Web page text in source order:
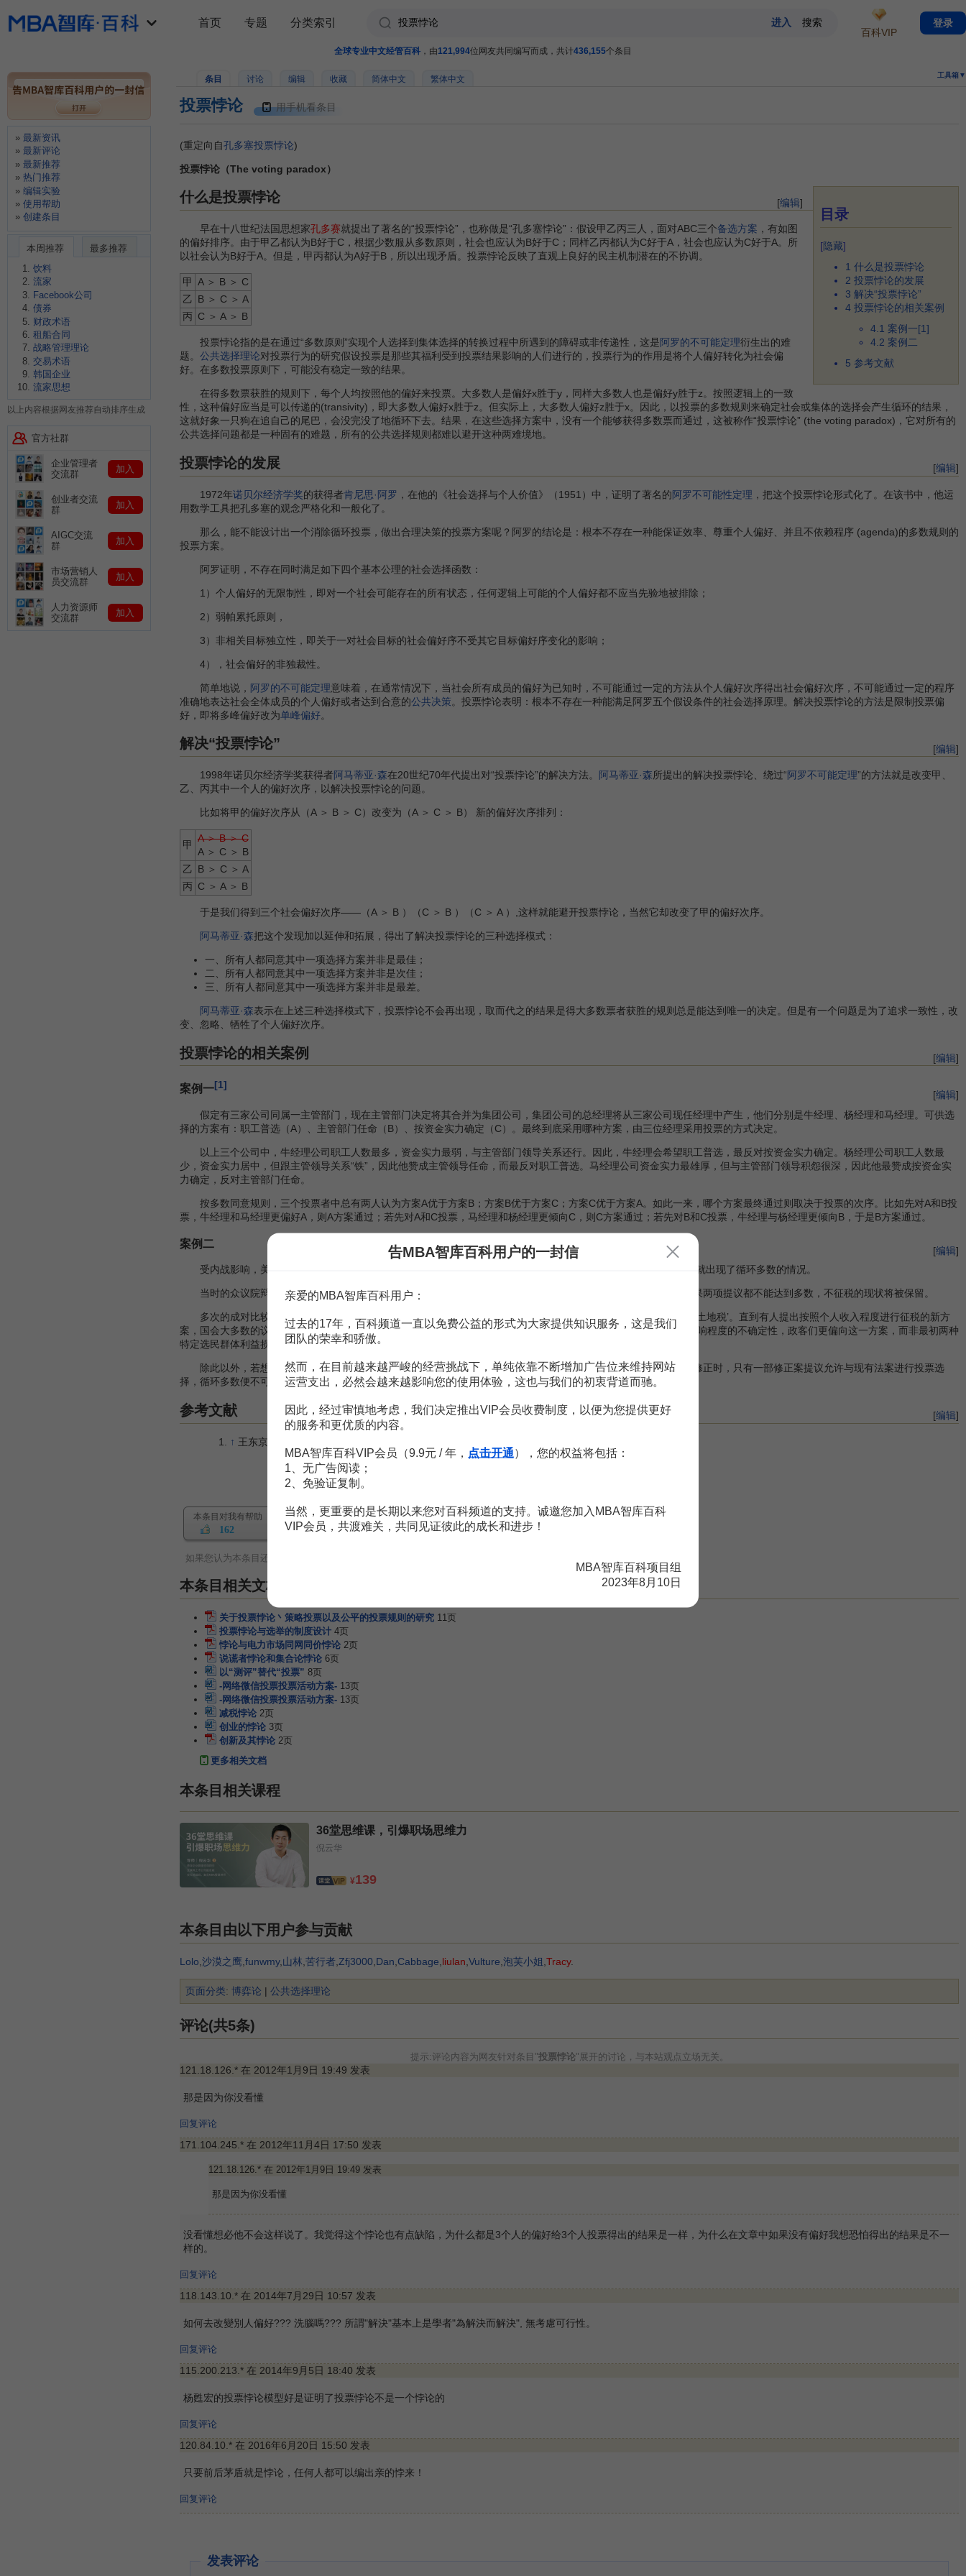
全球专业中文经管百科 ，由121,994位网友共同编写而成，共计436,155个条目
条目 讨论 编辑 收藏 简体中文 繁体中文 工具箱▼
投票悖论 用手机看条目
(重定向自孔多塞投票悖论)
投票悖论（The voting paradox）
目录
[隐藏]
1 什么是投票悖论
2 投票悖论的发展
3 解决“投票悖论”
4 投票悖论的相关案例
4.1 案例一[1]
4.2 案例二
5 参考文献
[编辑]
什么是投票悖论
早在十八世纪法国思想家孔多赛就提出了著名的“投票悖论”，也称做是“孔多塞悖论”：假设甲乙丙三人，面对ABC三个备选方案 ，有如图
的偏好排序。由于甲乙都认为B好于C，根据少数服从多数原则，社会也应认为B好于C；同样乙丙都认为C好于A，社会也应认为C好于A。所
以社会认为B好于A。但是，甲丙都认为A好于B，所以出现矛盾。投票悖论反映了直观上良好的民主机制潜在的不协调。
甲 A ＞ B ＞ C
乙 B ＞ C ＞ A
丙 C ＞ A ＞ B
投票悖论指的是在通过“多数原则”实现个人选择到集体选择的转换过程中所遇到的障碍或非传递性，这是阿罗的不可能定理衍生出的难
题。 公共选择理论对投票行为的研究假设投票是那些其福利受到投票结果影响的人们进行的，投票行为的作用是将个人偏好转化为社会偏
好。在多数投票原则下，可能没有稳定一致的结果。
在得多数票获胜的规则下，每个人均按照他的偏好来投票。大多数人是偏好x胜于y，同样大多数人也是偏好y胜于z。按照逻辑上的一致
性，这种偏好应当是可以传递的(transivity)，即大多数人偏好x胜于z。但实际上，大多数人偏好z胜于x。因此，以投票的多数规则来确定社会或集体的选择会产生循环的结果，
这就好象一只狗在追自己的尾巴，会没完没了地循环下去。结果，在这些选择方案中，没有一个能够获得多数票而通过，这被称作“投票悖论” (the voting paradox)，它对所有的
公共选择问题都是一种固有的难题，所有的公共选择规则都难以避开这种两难境地。
[编辑]
投票悖论的发展
1972年诺贝尔经济学奖的获得者肯尼思·阿罗 ，在他的《社会选择与个人价值》（1951）中，证明了著名的阿罗不可能性定理 ，把这个投票悖论形式化了。在该书中，他运
用数学工具把孔多塞的观念严格化和一般化了。
那么，能不能设计出一个消除循环投票，做出合理决策的投票方案呢？阿罗的结论是：根本不存在一种能保证效率、尊重个人偏好、并且不依赖程序 (agenda)的多数规则的
投票方案。
阿罗证明，不存在同时满足如下四个基本公理的社会选择函数：
1）个人偏好的无限制性，即对一个社会可能存在的所有状态，任何逻辑上可能的个人偏好都不应当先验地被排除；
2）弱帕累托原则，
3）非相关目标独立性，即关于一对社会目标的社会偏好序不受其它目标偏好序变化的影响；
4），社会偏好的非独裁性。
简单地说， 阿罗的不可能定理意味着，在通常情况下，当社会所有成员的偏好为已知时，不可能通过一定的方法从个人偏好次序得出社会偏好次序，不可能通过一定的程序
准确地表达社会全体成员的个人偏好或者达到合意的公共决策。投票悖论表明：根本不存在一种能满足阿罗五个假设条件的社会选择原理。解决投票悖论的方法是限制投票偏
好，即将多峰偏好改为单峰偏好。
[编辑]
解决“投票悖论”
1998年诺贝尔经济学奖获得者阿马蒂亚·森在20世纪70年代提出对“投票悖论”的解决方法。 阿马蒂亚·森所提出的解决投票悖论、绕过“阿罗不可能定理”的方法就是改变甲、
乙、丙其中一个人的偏好次序，以解决投票悖论的问题。
比如将甲的偏好次序从（A ＞ B ＞ C）改变为（A ＞ C ＞ B） 新的偏好次序排列：
甲
A ＞ B ＞ C
A ＞ C ＞ B
乙 B ＞ C ＞ A
丙 C ＞ A ＞ B
于是我们得到三个社会偏好次序——（A ＞ B ）（C ＞ B ）（C ＞ A ）,这样就能避开投票悖论，当然它却改变了甲的偏好次序。
阿马蒂亚·森把这个发现加以延伸和拓展，得出了解决投票悖论的三种选择模式：
一、所有人都同意其中一项选择方案并非是最佳；
二、所有人都同意其中一项选择方案并非是次佳；
三、所有人都同意其中一项选择方案并非是最差。
阿马蒂亚·森表示在上述三种选择模式下，投票悖论不会再出现，取而代之的结果是得大多数票者获胜的规则总是能达到唯一的决定。但是有一个问题是为了追求一致性，改
变、忽略、牺牲了个人偏好次序。
[编辑]
投票悖论的相关案例
[编辑]
案例一[1]
假定有三家公司同属一主管部门，现在主管部门决定将其合并为集团公司，集团公司的总经理将从三家公司现任经理中产生，他们分别是牛经理、杨经理和马经理。可供选
择的方案有：职工普选（A）、主管部门任命（B）、按资金实力确定（C）。最终到底采用哪种方案，由三位经理采用投票的方式决定。
以上三个公司中，牛经理公司职工人数最多，资金实力最弱，与主管部门领导关系还行。因此，牛经理会希望职工普选，最反对按资金实力确定。杨经理公司职工人数最
少，资金实力居中，但跟主管领导关系“铁”，因此他赞成主管领导任命，而最反对职工普选。马经理公司资金实力最雄厚，但与主管部门领导积怨很深，因此他最赞成按资金实
力确定，反对主管部门任命。
按多数同意规则，三个投票者中总有两人认为方案A优于方案B；方案B优于方案C；方案C优于方案A。如此一来，哪个方案最终通过则取决于投票的次序。比如先对A和B投
票，牛经理和马经理更偏好A，则A方案通过；若先对A和C投票，马经理和杨经理更倾向C，则C方案通过；若先对B和C投票，牛经理与杨经理更倾向B，于是B方案通过。
[编辑]
案例二
受内战影响，美国国会在1861年通过了第一部个人所得税法，以此来增加联邦政府收入。这一法案在立法过程中就出现了循环多数的情况。
当时的众议院辩论中有两种提议：一是根据个人所拥有的财产来征税，二是根据个人所拥有的的土地来征税。如果两项提议都不能达到多数，不征税的现状将被保留。
多次的成对比较导致了‘土地税’的支持率高于‘财产税’，‘财产税’的支持率高于‘不征税’，而‘不征税’的支持率又高于‘土地税’。直到有人提出按照个人收入程度进行征税的新方
案，国会大多数的议员偏好变成了‘个人所得税’>不征税/‘土地税’/‘财产税’（由于个人所得税收方案对议员们选区选民影响程度的不确定性，政客们更偏向这一方案，而非最初两种
特定选民群体利益损失更为明确的提议）。循环多数的僵局也就得以破解。
除此以外，若想从一开始避免僵局的出现，国会可以通过限制议员提议的权利来达到目的。如果对某一法案进行修正时，只有一部修正案提议允许与现有法案进行投票选
择，循环多数便不可能出现。这一方法在20世纪上半叶的美国国会立法过程中常采被用，以此来提升决策效率。
[编辑]
参考文献
↑ 王东京.《投票悖论与公共选择》.学习时报.2017年09月
本条目对我有帮助
162 赏 MBA智库APP
如果您认为本条目还有待完善，需要补充新内容或修改错误内容，请
本条目相关文档
关于投票悖论丶策略投票以及公平的投票规则的研究 11页
投票悖论与选举的制度设计 4页
悖论与电力市场同网同价悖论 2页
说谎者悖论和集合论悖论 6页
以“测评”替代“投票” 8页
-网络微信投票投票活动方案- 13页
-网络微信投票投票活动方案- 13页
减税悖论 2页
创业的悖论 3页
创新及其悖论 2页
更多相关文档
本条目相关课程
36堂思维课，引爆职场思维力
倪云华
¥139
本条目由以下用户参与贡献
Lolo,沙漠之鹰,funwmy,山林,苦行者,Zfj3000,Dan,Cabbage,liulan,Vulture,泡芙小姐,Tracy.
页面分类: 博弈论 | 公共选择理论
评论(共5条)
提示:评论内容为网友针对条目"投票悖论"展开的讨论，与本站观点立场无关。
121.18.126.* 在 2012年1月9日 19:49 发表
那是因为你没看懂
回复评论
171.104.245.* 在 2012年11月4日 17:50 发表
121.18.126.* 在 2012年1月9日 19:49 发表
那是因为你没看懂
没看懂想必他不会这样说了。我觉得这个悖论也有点缺陷，为什么都是3个人的偏好给3个人投票得出的结果是一样，为什么在文章中如果没有偏好我想恐怕得出的结果是不一
样的。
回复评论
118.143.10.* 在 2014年7月29日 10:57 发表
如何去改變別人偏好??? 洗腦嗎??? 所謂"解決"基本上是學者"為解決而解決", 無考慮可行性。
回复评论
115.200.213.* 在 2014年9月5日 18:40 发表
杨甦宏的投票悖论模型好是证明了投票悖论不是一个悖论的
回复评论
120.84.10.* 在 2016年6月20日 15:50 发表
只要前后茅盾就是悖论，任何人都可以编出亲的悖来！
回复评论
发表评论
首页 专题 分类索引
百科VIP
登录
最新资讯
最新评论
最新推荐
热门推荐
编辑实验
使用帮助
创建条目
本周推荐
最多推荐
饮料
流家
Facebook公司
债券
财政术语
租船合同
战略管理理论
交易术语
韩国企业
流家思想
以上内容根据网友推荐自动排序生成
官方社群
企业管理者
交流群
加入
创业者交流
群
加入
AIGC交流
群
加入
市场营销人
员交流群
加入
人力资源师
交流群
加入
告MBA智库百科用户的一封信
亲爱的MBA智库百科用户：
过去的17年，百科频道一直以免费公益的形式为大家提供知识服务，这是我们
团队的荣幸和骄傲。
然而，在目前越来越严峻的经营挑战下，单纯依靠不断增加广告位来维持网站
运营支出，必然会越来越影响您的使用体验，这也与我们的初衷背道而驰。
因此，经过审慎地考虑，我们决定推出VIP会员收费制度，以便为您提供更好
的服务和更优质的内容。
MBA智库百科VIP会员（9.9元 / 年， 点击开通），您的权益将包括：
1、无广告阅读；
2、免验证复制。
当然，更重要的是长期以来您对百科频道的支持。诚邀您加入MBA智库百科
VIP会员，共渡难关，共同见证彼此的成长和进步！
MBA智库百科项目组
2023年8月10日